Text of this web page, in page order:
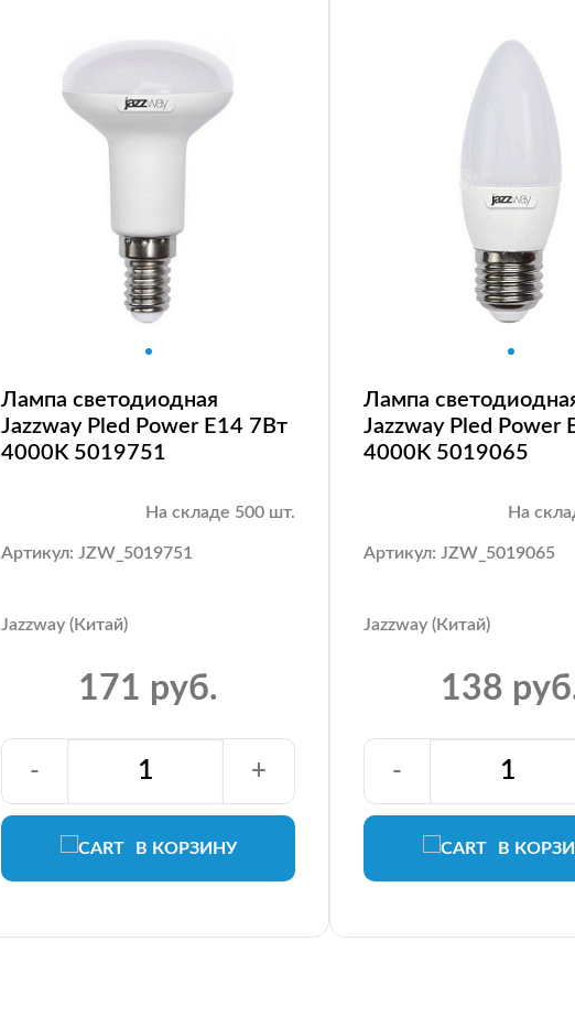
Лампа светодиодная
Jazzway Pled Power E14 7Вт
4000K 5019751
На складе 500 шт.
Артикул: JZW_5019751
Jazzway (Китай)
171 руб.
В КОРЗИНУ
- +
Лампа
Jazzway Pled Power
4000K 5019065
На
Артикул: JZW_5019065
Jazzway (Китай)
138
В
-